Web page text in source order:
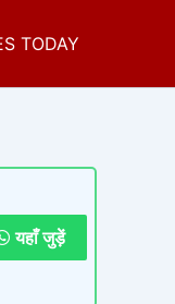
TODAY
यहाँ जुड़ें